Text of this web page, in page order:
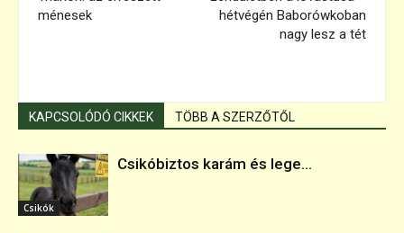
ménesek
hétvégén Baborówkoban
nagy lesz a tét
KAPCSOLÓDÓ CIKKEK TÖBB A SZERZŐTŐL
Csikók
Csikóbiztos karám és lege...